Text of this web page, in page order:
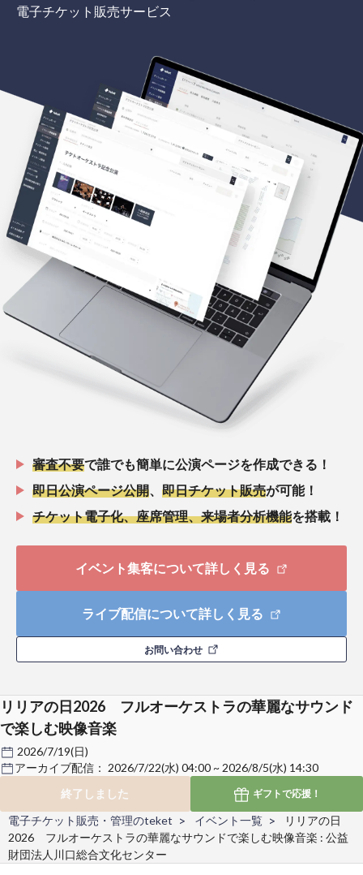
電子チケット販売サービス
審査不要で誰でも簡単に公演ページを作成できる！
即日公演ページ公開
即日チケット販売が可能！
チケット電子化、座席管理、来場者分析機能を搭載！
イベント集客について詳しく見る
ライブ配信について詳しく見る
お問い合わせ
リリアの日2026 フルオーケストラの華麗なサウンド
で楽しむ映像音楽
2026/7/19(日)
アーカイブ配信： 2026/7/22(水) 04:00 ~ 2026/8/5(水) 14:30
終了しました
ギフトで応援！
電子チケット販売・管理のteket イベント一覧
リリアの日
2026 フルオーケストラの華麗なサウンドで楽しむ映像音楽 : 公益
財団法人川口総合文化センター